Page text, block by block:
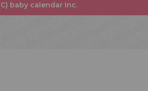
baby calendar Inc.